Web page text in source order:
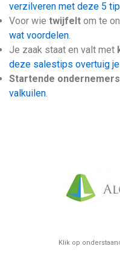
verzilveren met deze 5
Voor wie twijfelt om te
wat voordelen.
Je zaak staat en valt met
deze salestips overtuig
Startende ondernemers
valkuilen.
Klik op